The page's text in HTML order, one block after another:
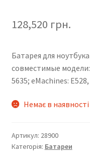
128,520 грн.
Батарея для
совместимые модели:
5635; eMachines: E528,
Немає в наявності
Артикул: 28900
Категорія: Батареи